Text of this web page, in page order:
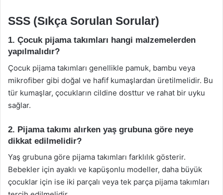
SSS (Sıkça Sorulan Sorular)
1. Çocuk pijama takımları hangi malzemelerden
yapılmalıdır?
Çocuk pijama takımları genellikle pamuk, bambu veya
mikrofiber gibi doğal ve hafif kumaşlardan üretilmelidir. Bu
tür kumaşlar, çocukların cildine dosttur ve rahat bir uyku
sağlar.
2. Pijama takımı alırken yaş grubuna göre neye
dikkat edilmelidir?
Yaş grubuna göre pijama takımları farklılık gösterir.
Bebekler için ayaklı ve kapüşonlu modeller, daha büyük
çocuklar için ise iki parçalı veya tek parça pijama takımları